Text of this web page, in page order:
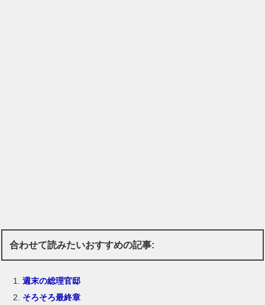
合わせて読みたいおすすめの記事:
週末の総理官邸
そろそろ最終章